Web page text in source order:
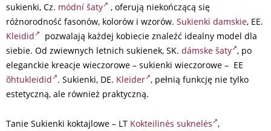
sukienki, Cz. módní šaty
, oferują niekończącą się
różnorodność fasonów, kolorów i wzorów. Sukienki damskie, EE.
Kleidid
pozwalają każdej kobiecie znaleźć idealny model dla
siebie. Od zwiewnych letnich sukienek, SK. dámske šaty , po
eleganckie kreacje wieczorowe – sukienki wieczorowe – EE
õhtukleidid . Sukienki, DE. Kleider , pełnią funkcję nie tylko
estetyczną, ale również praktyczną.
Tanie Sukienki koktajlowe – LT Kokteilinės suknelės ,